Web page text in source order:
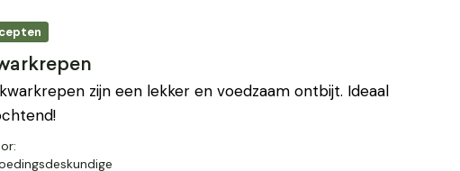
zijn een lekker en voedzaam ontbijt. Ideaal